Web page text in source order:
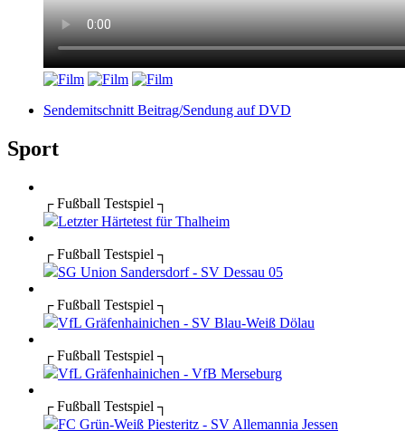
Sendemitschnitt Beitrag/Sendung auf DVD
Sport
┌ Fußball Testspiel ┐
Letzter Härtetest für Thalheim
┌ Fußball Testspiel ┐
SG Union Sandersdorf - SV Dessau 05
┌ Fußball Testspiel ┐
VfL Gräfenhainichen - SV Blau-Weiß Dölau
┌ Fußball Testspiel ┐
VfL Gräfenhainichen - VfB Merseburg
┌ Fußball Testspiel ┐
FC Grün-Weiß Piesteritz - SV Allemannia Jessen